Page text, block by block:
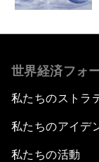
世界経済フォ
私たちのストラ
私たちのアイデ
私たちの活動